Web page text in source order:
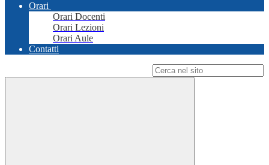
Orari
Orari Docenti
Orari Lezioni
Orari Aule
Contatti